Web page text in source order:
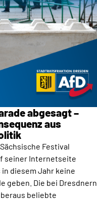
abgesagt –
aus
Festival
seiner Internetseite
diesem Jahr keine
geben. Die bei Dresdnern
beliebte